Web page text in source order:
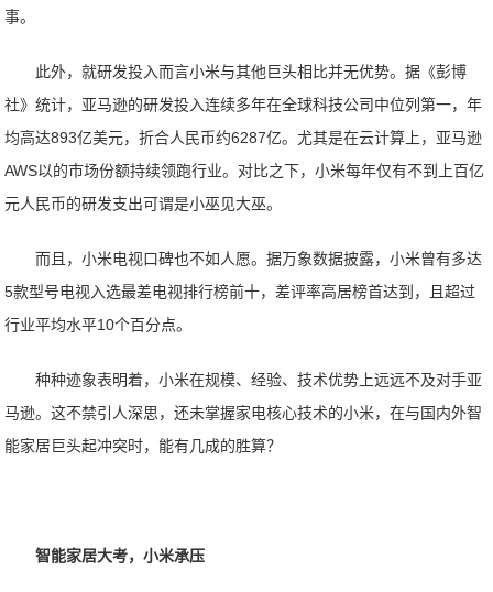
事。
此外，就研发投入而言小米与其他巨头相比并无优势。据《彭博
社》统计，亚马逊的研发投入连续多年在全球科技公司中位列第一，年
均高达893亿美元，折合人民币约6287亿。尤其是在云计算上，亚马逊
AWS以的市场份额持续领跑行业。对比之下，小米每年仅有不到上百亿
元人民币的研发支出可谓是小巫见大巫。
而且，小米电视口碑也不如人愿。据万象数据披露，小米曾有多达
5款型号电视入选最差电视排行榜前十，差评率高居榜首达到，且超过
行业平均水平10个百分点。
种种迹象表明着，小米在规模、经验、技术优势上远远不及对手亚
马逊。这不禁引人深思，还未掌握家电核心技术的小米，在与国内外智
能家居巨头起冲突时，能有几成的胜算？
智能家居大考，小米承压